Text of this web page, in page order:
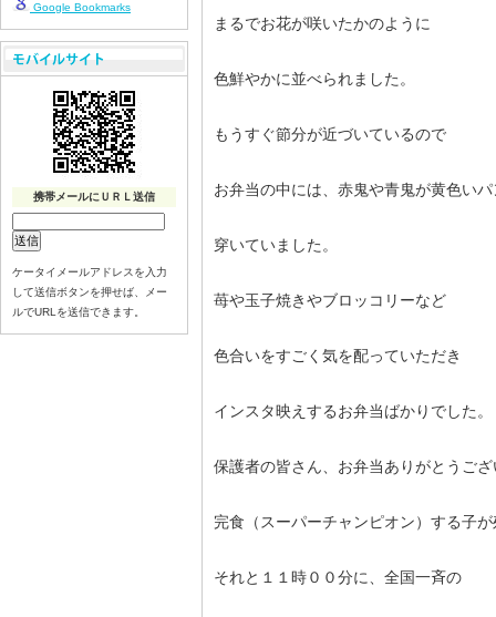
まるでお花が咲いたかのように
色鮮やかに並べられました。
もうすぐ節分が近づいているので
お弁当の中には、赤鬼や青鬼が黄色い
穿いていました。
苺や玉子焼きやブロッコリーなど
色合いをすごく気を配っていただき
インスタ映えするお弁当ばかりでした。
保護者の皆さん、お弁当ありがとうご
完食（スーパーチャンピオン）する子
それと１１時００分に、全国一斉の
Google Bookmarks
携帯メールにＵＲＬ送信
ケータイメールアドレスを入力
して送信ボタンを押せば、メー
ルでURLを送信できます。